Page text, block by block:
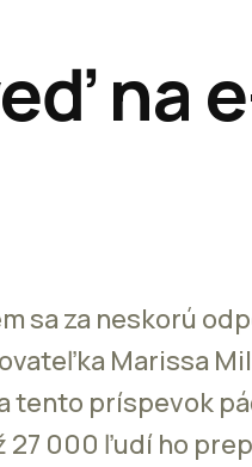
na
sa za neskorú
Marissa
tento príspevok
27 000 ľudí ho